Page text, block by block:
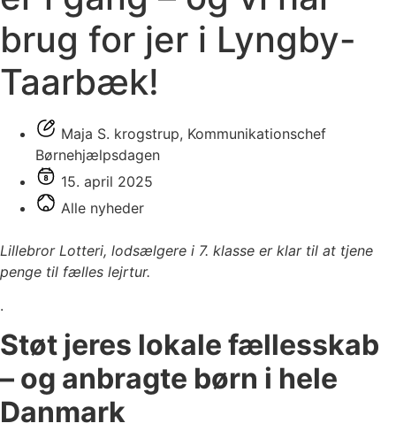
brug for jer i Lyngby-
Taarbæk!
Maja S. krogstrup, Kommunikationschef
Børnehjælpsdagen
15. april 2025
Alle nyheder
Lillebror Lotteri, lodsælgere i 7. klasse er klar til at tjene
penge til fælles lejrtur.
.
Støt jeres lokale fællesskab
– og anbragte børn i hele
Danmark